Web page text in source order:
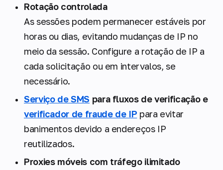
Rotação controlada
As sessões podem permanecer estáveis por
horas ou dias, evitando mudanças de IP no
meio da sessão. Configure a rotação de IP a
cada solicitação ou em intervalos, se
necessário.
Serviço de SMS para fluxos de verificação e
verificador de fraude de IP para evitar
banimentos devido a endereços IP
reutilizados.
Proxies móveis com tráfego ilimitado